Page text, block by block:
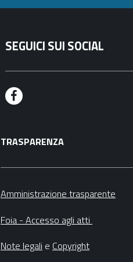
SEGUICI SUI SOCIAL
F
c
e
o
k
TRASPARENZA
Amministrazione trasparente
Foia - Accesso agli atti
Note legali e Copyright